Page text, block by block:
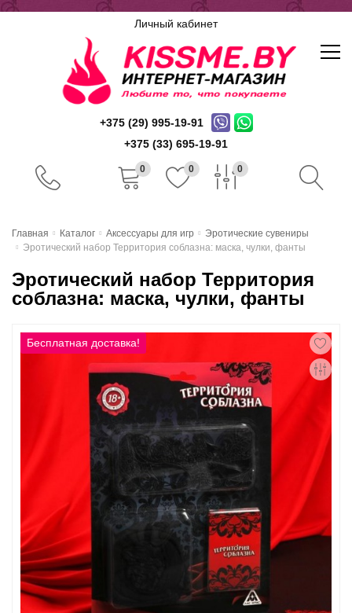
Личный кабинет
+375 (29) 995-19-91
+375 (33) 695-19-91
0 0 0
Доставка и оплата
Конфиденциальность
Гарантии и возврат
Беспроцентная рассрочка
Главная Каталог Аксессуары для игр
Эротические сувениры
Эротический набор Территория соблазна: маска, чулки, фанты
Эротический набор Территория
соблазна: маска, чулки, фанты